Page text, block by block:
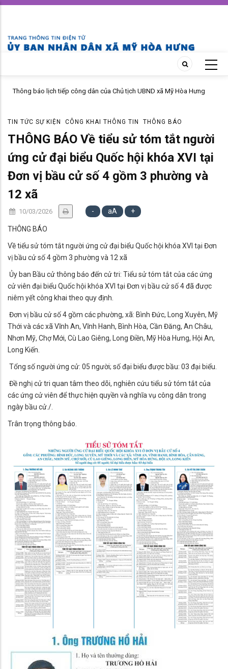
Skip
content
MỸ HÒA HƯNG NÂNG CAO HIỆU QUẢ CÔNG TÁC PHỔ BIẾN, GIÁO DỤC
TIN TỨC SỰ KIỆN CÔNG KHAI THÔNG TIN THÔNG BÁO
THÔNG BÁO Về tiểu sử tóm tắt người
ứng cử đại biểu Quốc hội khóa XVI tại
Đơn vị bầu cử số 4 gồm 3 phường và
12 xã
10/03/2026 - aA +
THÔNG BÁO
Về tiểu sử tóm tắt người ứng cử đại biểu Quốc hội khóa XVI tại Đơn
vị bầu cử số 4 gồm 3 phường và 12 xã
Ủy ban Bầu cử thông báo đến cử tri: Tiểu sử tóm tắt của các ứng
cử viên đại biểu Quốc hội khóa XVI tại Đơn vị bầu cử số 4 đã được
niêm yết công khai theo quy định.
Đơn vị bầu cử số 4 gồm các phường, xã: Bình Đức, Long Xuyên, Mỹ
Thới và các xã Vĩnh An, Vĩnh Hanh, Bình Hòa, Cần Đăng, An Châu,
Nhơn Mỹ, Chợ Mới, Cù Lao Giêng, Long Điền, Mỹ Hòa Hưng, Hội An,
Long Kiến.
Tổng số người ứng cử: 05 người; số đại biểu được bầu: 03 đại biểu.
Đề nghị cử tri quan tâm theo dõi, nghiên cứu tiểu sử tóm tắt của
các ứng cử viên để thực hiện quyền và nghĩa vụ công dân trong
ngày bầu cử./.
Trân trọng thông báo.